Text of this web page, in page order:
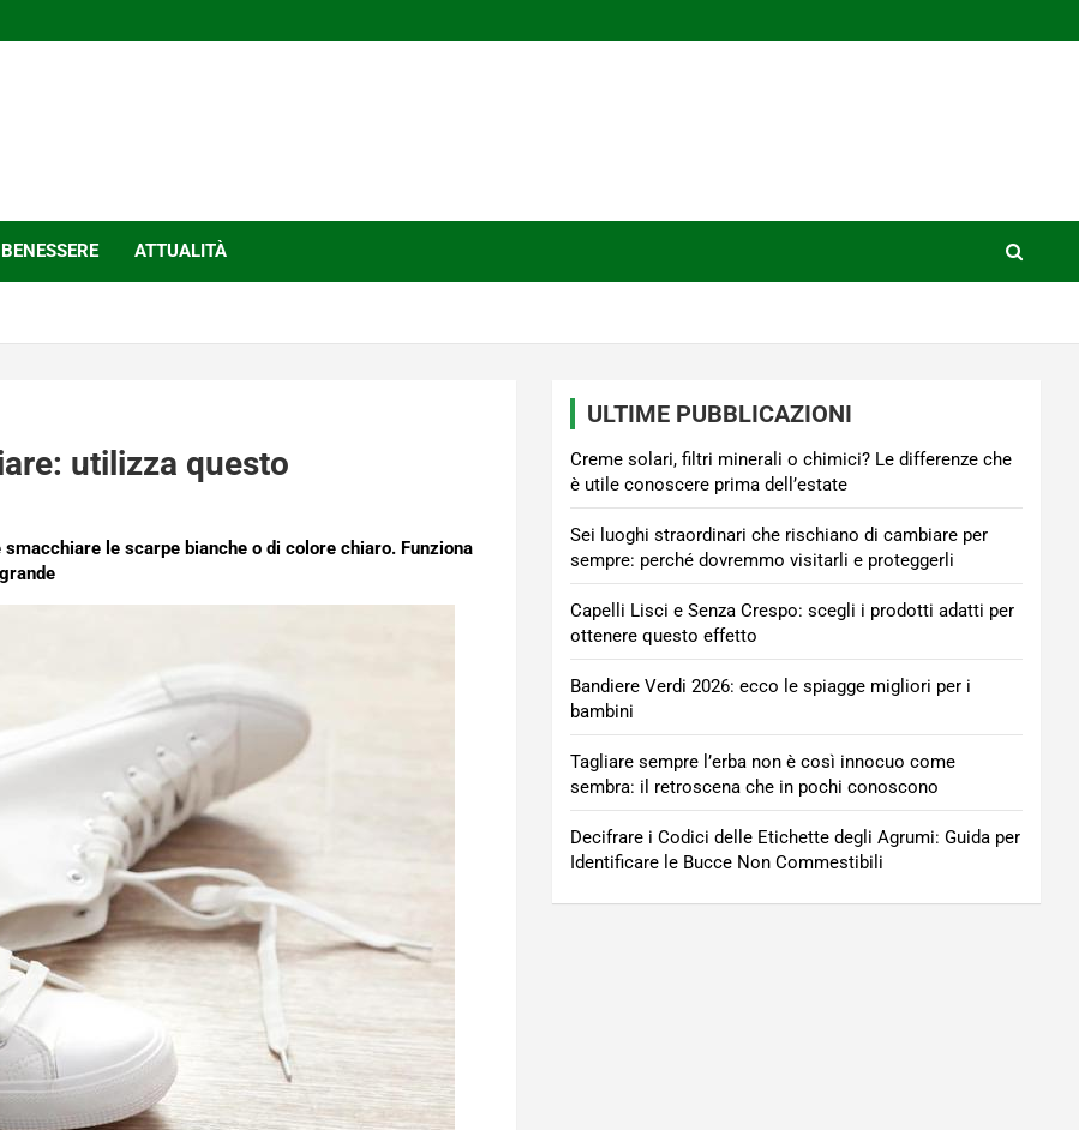
BENESSERE ATTUALITÀ
utilizza questo
le scarpe bianche o di colore chiaro. Funziona
ULTIME PUBBLICAZIONI
Creme solari, filtri minerali o chimici? Le differenze che
è utile conoscere prima dell’estate
Sei luoghi straordinari che rischiano di cambiare per
sempre: perché dovremmo visitarli e proteggerli
Capelli Lisci e Senza Crespo: scegli i prodotti adatti per
ottenere questo effetto
Bandiere Verdi 2026: ecco le spiagge migliori per i
bambini
Tagliare sempre l’erba non è così innocuo come
sembra: il retroscena che in pochi conoscono
Decifrare i Codici delle Etichette degli Agrumi: Guida per
Identificare le Bucce Non Commestibili